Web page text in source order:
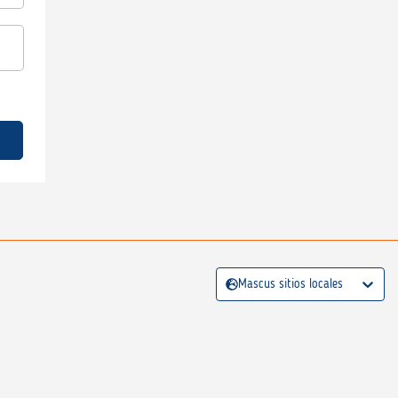
Mascus sitios locales